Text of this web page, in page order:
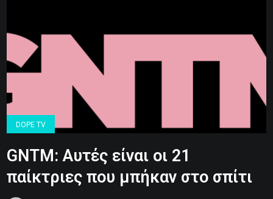
DOPE TV
GNTM: Αυτές είναι οι 21
παίκτριες που μπήκαν στο σπίτι